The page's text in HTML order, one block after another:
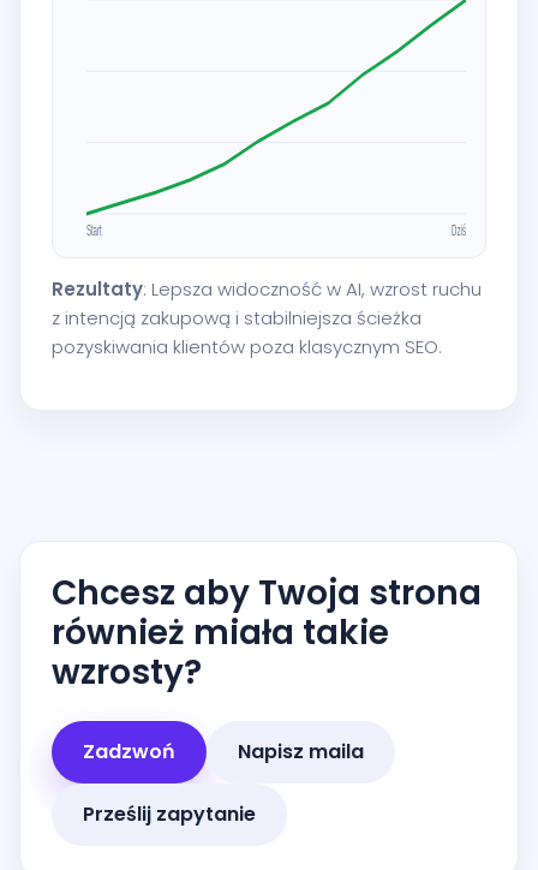
Rezultaty: Lepsza widoczność w AI, wzrost ruchu
z intencją zakupową i stabilniejsza ścieżka
pozyskiwania klientów poza klasycznym SEO.
Chcesz aby Twoja strona
również miała takie
wzrosty?
Zadzwoń Napisz maila
Prześlij zapytanie